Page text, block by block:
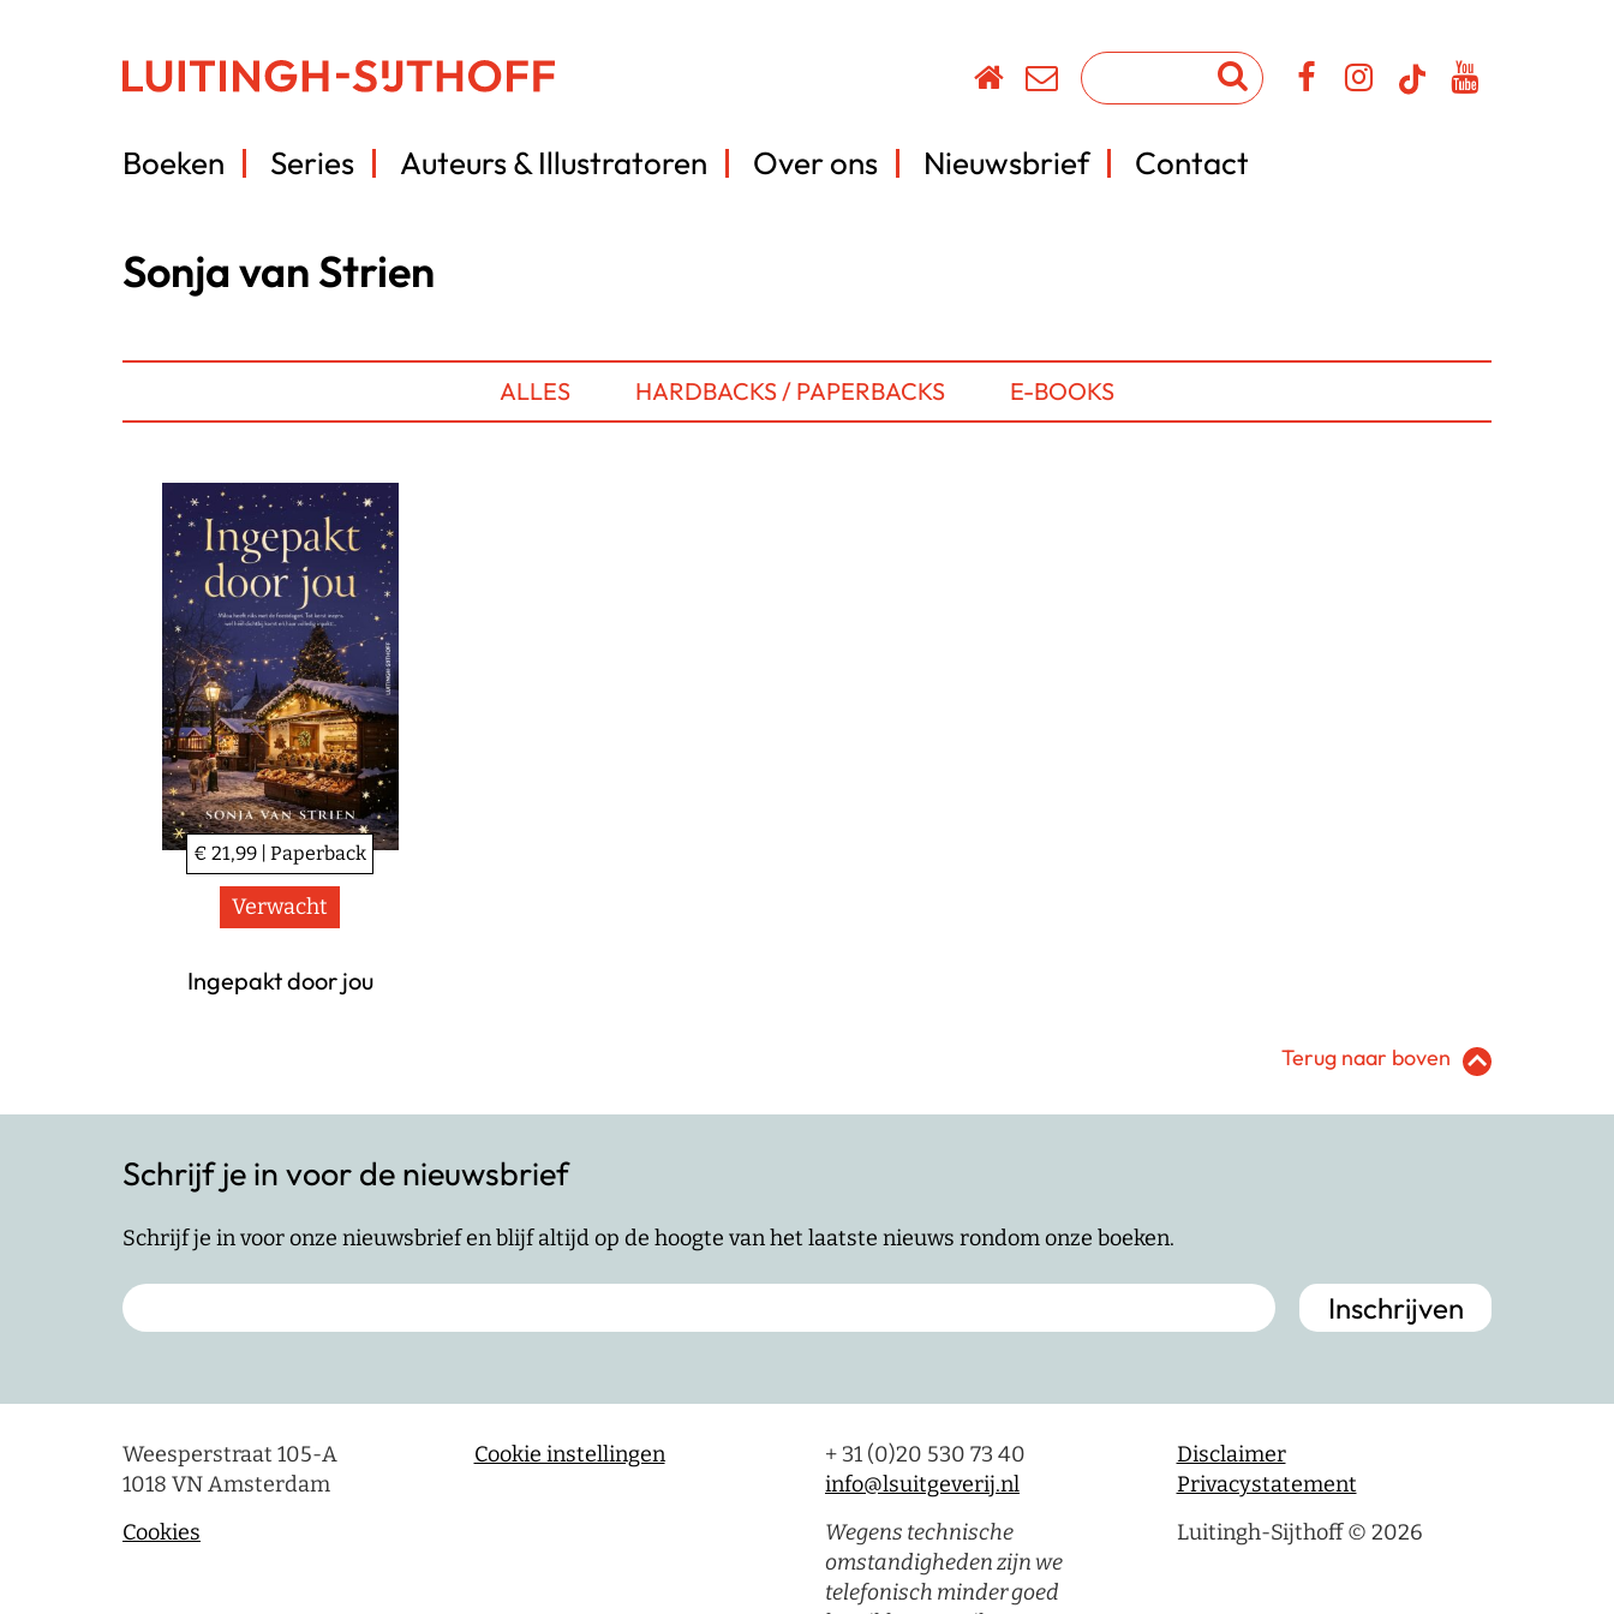
Boeken Series Auteurs & Illustratoren Over ons Nieuwsbrief Contact
Sonja van Strien
ALLES HARDBACKS / PAPERBACKS E-BOOKS
€ 21,99 | Paperback
Verwacht
Ingepakt door jou
Terug naar boven
Schrijf je in voor de nieuwsbrief
Schrijf je in voor onze nieuwsbrief en blijf altijd op de hoogte van het laatste nieuws rondom onze boeken.
Weesperstraat 105-A
1018 VN Amsterdam
Cookies
Cookie instellingen
+ 31 (0)20 530 73 40
info@lsuitgeverij.nl
Wegens technische
omstandigheden zijn we
telefonisch minder goed
Disclaimer
Privacystatement
Luitingh-Sijthoff © 2026